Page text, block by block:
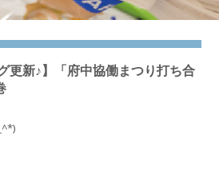
更新♪】「府中協働まつり打ち合